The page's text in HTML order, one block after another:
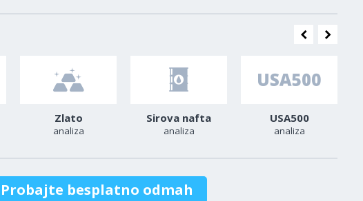
Zlato
analiza
Sirova nafta
analiza
USA500
analiza
Probajte besplatno odmah